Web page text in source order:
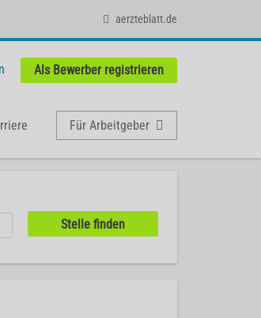
aerzteblatt.de
Als Bewerber registrieren
Für Arbeitgeber